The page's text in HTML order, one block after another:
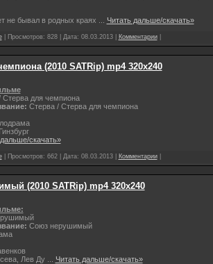
не бывал в родных краях
Читать дальше/скачать»
| Просмотров: 828 | Дата: 08.03.2013| Комментарии|
(2010 SATRip) mp4 320х240
Стерва для чемпиона
Стерва / Стерва для чемпиона
скачать»
| Просмотров: 662 | Дата: 08.03.2013| Комментарии|
(2010 SATRip) mp4 320х240
Союз нерушимый
Лев Ду Читать дальше/скачать»